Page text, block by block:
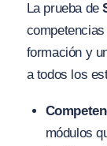
La prueba de
formación y
a todos los
módulos